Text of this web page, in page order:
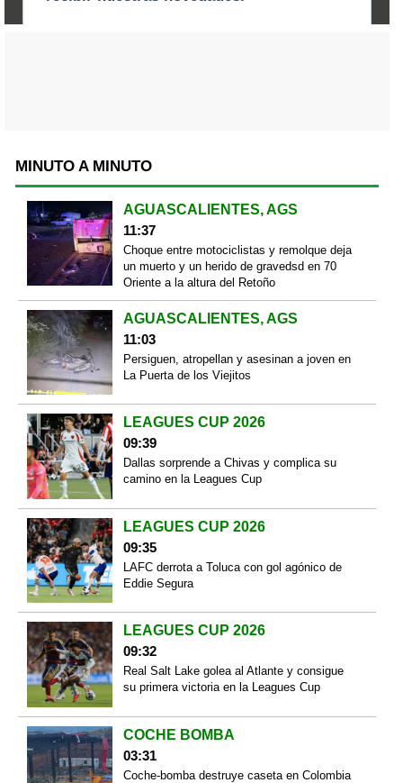
MINUTO A MINUTO
AGUASCALIENTES, AGS
11:37
Choque entre motociclistas y remolque deja
un muerto y un herido de gravedsd en 70
Oriente a la altura del Retoño
AGUASCALIENTES, AGS
11:03
Persiguen, atropellan y asesinan a joven en
La Puerta de los Viejitos
LEAGUES CUP 2026
09:39
Dallas sorprende a Chivas y complica su
camino en la Leagues Cup
LEAGUES CUP 2026
09:35
LAFC derrota a Toluca con gol agónico de
Eddie Segura
LEAGUES CUP 2026
09:32
Real Salt Lake golea al Atlante y consigue
su primera victoria en la Leagues Cup
COCHE BOMBA
03:31
Coche-bomba destruye caseta en Colombia